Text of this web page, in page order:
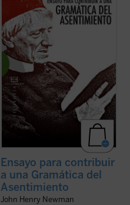
asentimiento propio de las certezas
religiosas, y a medio camino entre el
ensayo filosófico y apologético, la
Gramática del ... (ver ficha)
Ensayo para contribuir
a una Gramática del
Asentimiento
John Henry Newman